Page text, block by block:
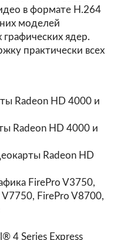
в формате H.264
моделей
ядер.
практически всех
Radeon HD 4000 и
Radeon HD 4000 и
Radeon HD
FirePro V3750,
FirePro V8700,
4 Series Express